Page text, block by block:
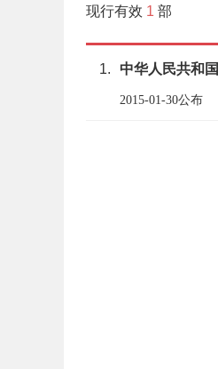
现行有效 1 部
1. 中华人民共和国
2015-01-30公布